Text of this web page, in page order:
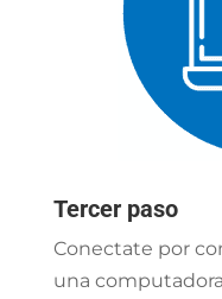
Tercer paso
Conectate por
una